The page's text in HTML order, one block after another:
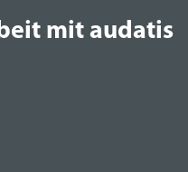
mit audatis